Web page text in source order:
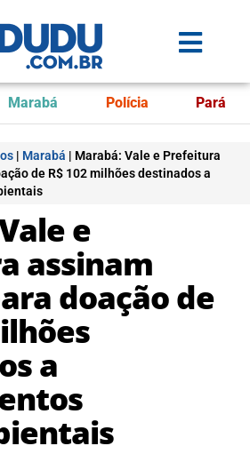
Marabá Polícia Pará
| Marabá | Marabá: Vale e Prefeitura
de R$ 102 milhões destinados a
e
assinam
doação de
a